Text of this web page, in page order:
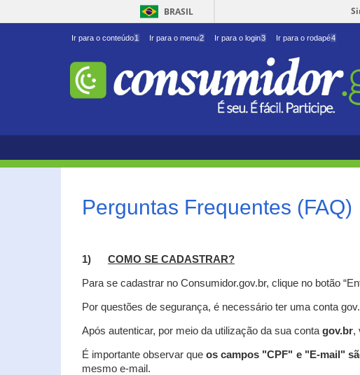
BRASIL
Ir para o conteúdo1 Ir para o menu2 Ir para o login3 Ir para o rodapé4
Perguntas Frequentes (FAQ)
1) COMO SE CADASTRAR?
Para se cadastrar no Consumidor.gov.br, clique no botão
Por questões de segurança, é necessário ter uma conta
Após autenticar, por meio da utilização da sua conta gov.br,
É importante observar queos campos "CPF" e "E-mail"
mesmo e-mail.